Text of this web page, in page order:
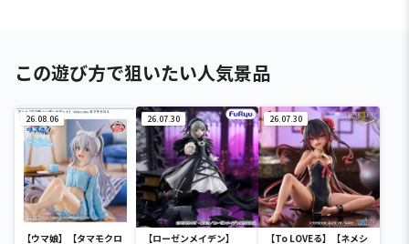
この遊び方で狙いたい人気景品
26.08.06
【ウマ娘】【タマモクロ
26.07.30
【ローゼンメイデン】
26.07.30
【To LOVEる】【ネメシ